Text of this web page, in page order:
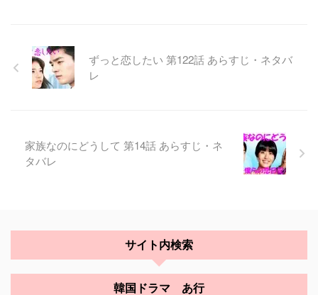
ずっと恋したい 第122話 あらすじ・ネタバ
レ
家族なのにどうして 第14話 あらすじ・ネ
タバレ
サイト内検索
韓国ドラマ あ行